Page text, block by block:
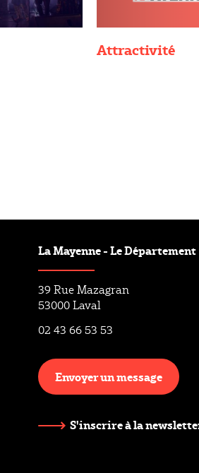
Attractivité
La Mayenne - Le Département
39 Rue Mazagran
53000 Laval
02 43 66 53 53
Envoyer un message
S'inscrire à la